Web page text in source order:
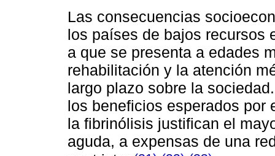
Las consecuencias
los países de bajos recursos
a que se presenta a edades
rehabilitación y la atención
largo plazo sobre la
los beneficios esperados por
la fibrinólisis justifican el
aguda, a expensas de una